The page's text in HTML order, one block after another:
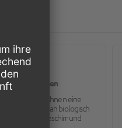
Bioverpackungen
Pack2go bietet Ihnen eine
große Auswahl an biologisch
abbaubarem Geschirr und